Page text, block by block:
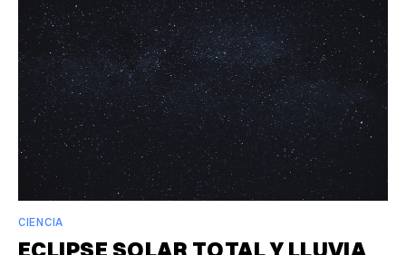
CIENCIA
ECLIPSE SOLAR TOTAL Y LLUVIA